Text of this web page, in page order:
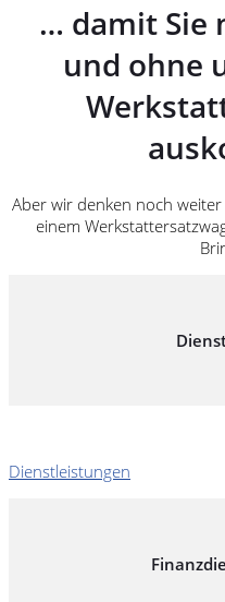
… damit Sie
und ohne
Aber wir denken noch
einem
Dienstleistungen